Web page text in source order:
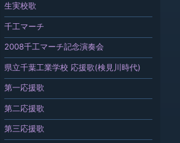
生実校歌
千工マーチ
2008千工マーチ記念演奏会
県立千葉工業学校 応援歌(検見川時代)
第一応援歌
第二応援歌
第三応援歌